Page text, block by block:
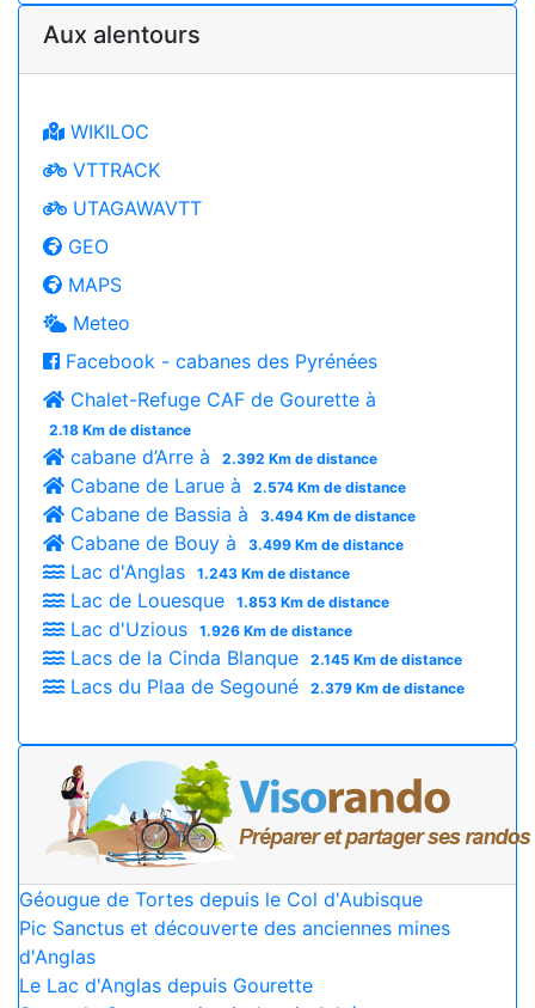
Aux alentours
WIKILOC
VTTRACK
UTAGAWAVTT
GEO
MAPS
Meteo
Facebook - cabanes des Pyrénées
Chalet-Refuge CAF de Gourette à
2.18 Km de distance
cabane d’Arre à 2.392 Km de distance
Cabane de Larue à 2.574 Km de distance
Cabane de Bassia à 3.494 Km de distance
Cabane de Bouy à 3.499 Km de distance
Lac d'Anglas 1.243 Km de distance
Lac de Louesque 1.853 Km de distance
Lac d'Uzious 1.926 Km de distance
Lacs de la Cinda Blanque 2.145 Km de distance
Lacs du Plaa de Segouné 2.379 Km de distance
Géougue de Tortes depuis le Col d'Aubisque
Pic Sanctus et découverte des anciennes mines
d'Anglas
Le Lac d'Anglas depuis Gourette